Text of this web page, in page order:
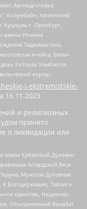
Артподготовка,
Колумбайн, Хатлонский
Кушкуль г. Оренбург,
имени Номана
Таджикистана,
ячейка, Батал-
Которая Улыбается,
корпус
i-ekstremistskie-
16.11.2023
и религиозных
принято
о ликвидации или
земли Кубанской Духовно
Асгардской Веси
Мужская Духовная
К Богодержавию, Таблиги
единство, Национал-
Объединенный Вилайат